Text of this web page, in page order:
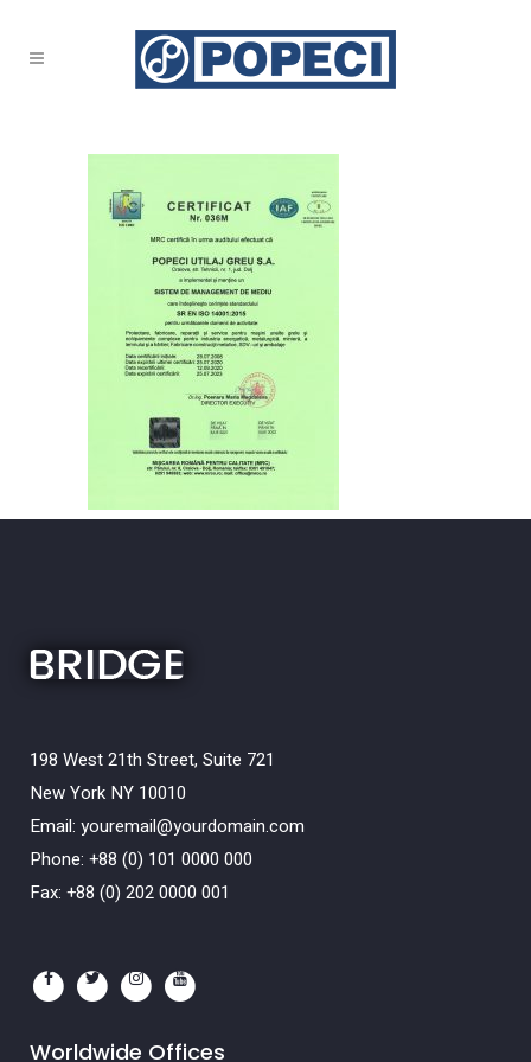
198 West 21th Street, Suite 721
New York NY 10010
Email: youremail@yourdomain.com
Phone: +88 (0) 101 0000 000
Fax: +88 (0) 202 0000 001
Worldwide Offices